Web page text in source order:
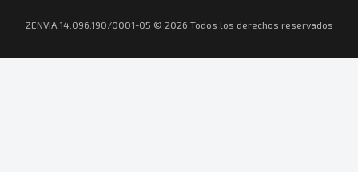
ZENVIA 14.096.190/0001-05 © 2026 Todos los derechos reservados